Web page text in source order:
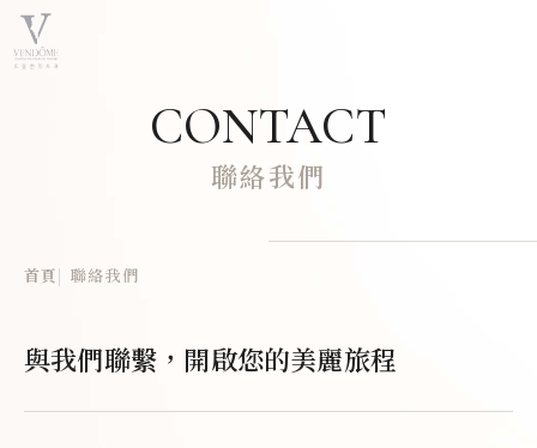
CONTACT
聯絡我們
首頁 聯絡我們
與我們聯繫，開啟您的美麗旅程